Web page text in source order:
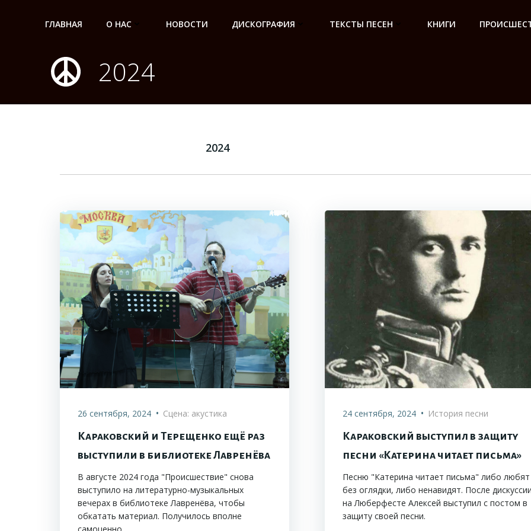
ГЛАВНАЯ О НАС НОВОСТИ ДИСКОГРАФИЯ ТЕКСТЫ ПЕСЕН КНИГИ
2024
2024
26 сентября, 2024 • Сцена: акустика
Караковский и Терещенко ещё раз
выступили в библиотеке Лавренёва
В августе 2024 года "Происшествие" снова
выступило на литературно-музыкальных
вечерах в библиотеке Лавренёва, чтобы
обкатать материал. Получилось вполне
24 сентября, 2024 • История песни
Караковский выступил в защиту
песни «Катерина читает письма»
Песню "Катерина читает письма" либо любят
без оглядки, либо ненавидят. После
на Люберфесте Алексей выступил с постом в
защиту своей песни.